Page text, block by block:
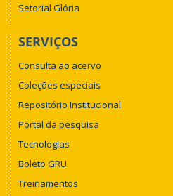
Setorial Glória
SERVIÇOS
Consulta ao acervo
Coleções especiais
Repositório Institucional
Portal da pesquisa
Tecnologias
Boleto GRU
Treinamentos